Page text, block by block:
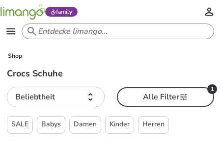
family
Shop
Crocs Schuhe
Beliebtheit
1
Alle Filter
SALE Babys Damen Kinder Herren